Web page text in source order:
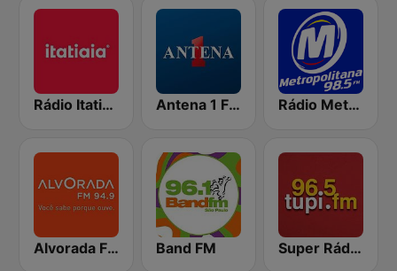
Rádio Itatiaia FM Antena 1 FM Rádio Metropolitana 98.5 FM
Alvorada FM 94.9 Band FM Super Rádio Tupi